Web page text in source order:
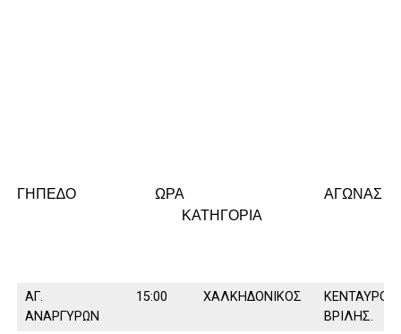
ΓΗΠΕ∆Ο ΩΡΑ ΑΓΩΝΑΣ
ΚΑΤΗΓΟΡΙΑ
ΑΓ.
ΑΝΑΡΓΥΡΩΝ
15:00 ΧΑΛΚΗ∆ΟΝΙΚΟΣ
ΚΕΝΤΑΥΡΟΣ
ΒΡΙΛΗΣ.